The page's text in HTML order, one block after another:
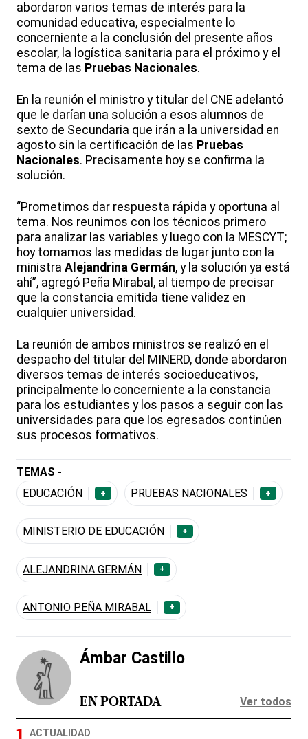
abordaron varios temas de interés para la
comunidad educativa, especialmente lo
concerniente a la conclusión del presente años
escolar, la logística sanitaria para el próximo y el
tema de las Pruebas Nacionales.
En la reunión el ministro y titular del CNE adelantó
que le darían una solución a esos alumnos de
sexto de Secundaria que irán a la universidad en
agosto sin la certificación de las Pruebas
Nacionales. Precisamente hoy se confirma la
solución.
“Prometimos dar respuesta rápida y oportuna al
tema. Nos reunimos con los técnicos primero
para analizar las variables y luego con la MESCYT;
hoy tomamos las medidas de lugar junto con la
ministra Alejandrina Germán, y la solución ya está
ahí”, agregó Peña Mirabal, al tiempo de precisar
que la constancia emitida tiene validez en
cualquier universidad.
La reunión de ambos ministros se realizó en el
despacho del titular del MINERD, donde abordaron
diversos temas de interés socioeducativos,
principalmente lo concerniente a la constancia
para los estudiantes y los pasos a seguir con las
universidades para que los egresados continúen
sus procesos formativos.
TEMAS -
EDUCACIÓN
+ PRUEBAS NACIONALES +
MINISTERIO DE EDUCACIÓN +
ALEJANDRINA GERMÁN +
ANTONIO PEÑA MIRABAL +
Ámbar Castillo
EN PORTADA Ver todos
ACTUALIDAD